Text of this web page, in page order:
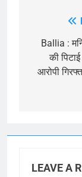
Ballia :
की
आरोपी
LEAVE A